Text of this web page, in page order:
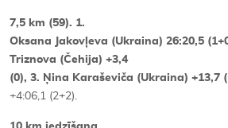
7,5 km (59). 1.
Oksana Jakovļeva (Ukraina) 26:20,5
Triznova (Čehija) +3,4
(0), 3. Ņina Karaševiča (Ukraina) +13,7
+4:06,1 (2+2).